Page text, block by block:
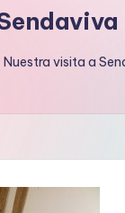
Nuestra visita a